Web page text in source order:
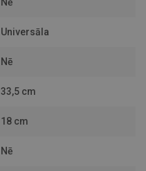
Universāla
Nē
33,5 cm
18 cm
Nē